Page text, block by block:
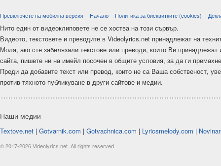
Превключете на мобилна версия Начало Политика за бисквитките (cookies)
Нито един от видеоклиповете не се хоства на този сървър.
Видеото, текстовете и преводите в Videolyrics.net принадлежат на
Моля, ако сте забелязали текстове или преводи, които Ви
сайта, пишете ни на имейл посочен в общите условия, за да ги
Преди да добавите текст или превод, които не са Ваша собственост,
против тяхното публикуване в други сайтове и медии.
Наши медии
Textove.net | Gotvarnik.com | Gotvachnica.com | Lyricsmelody.com |
© 2017-2026 Videolyrics.net. All rights reserved